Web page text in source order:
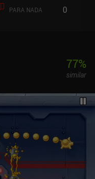
PARA NADA 0
77%
similar